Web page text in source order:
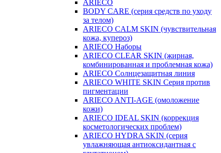
ARIECO
BODY CARE (серия средств по уходу
за телом)
ARIECO CALM SKIN (чувствительная
кожа, купероз)
ARIECO Наборы
ARIECO CLEAR SKIN (жирная,
комбинированная и проблемная кожа)
ARIECO Солнцезащитная линия
ARIECO WHITE SKIN Серия против
пигментации
ARIECO ANTI-AGE (омоложение
кожи)
ARIECO IDEAL SKIN (коррекция
косметологических проблем)
ARIECO HYDRA SKIN (серия
увлажняющая антиоксидантная с